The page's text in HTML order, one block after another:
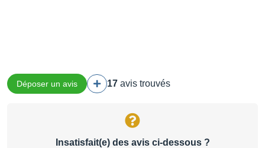
Déposer un avis 17 avis trouvés
Insatisfait(e) des avis ci-dessous ?